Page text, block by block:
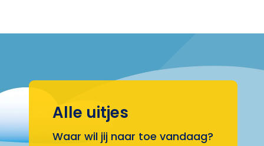
Alle uitjes
Waar wil jij naar toe vandaag?